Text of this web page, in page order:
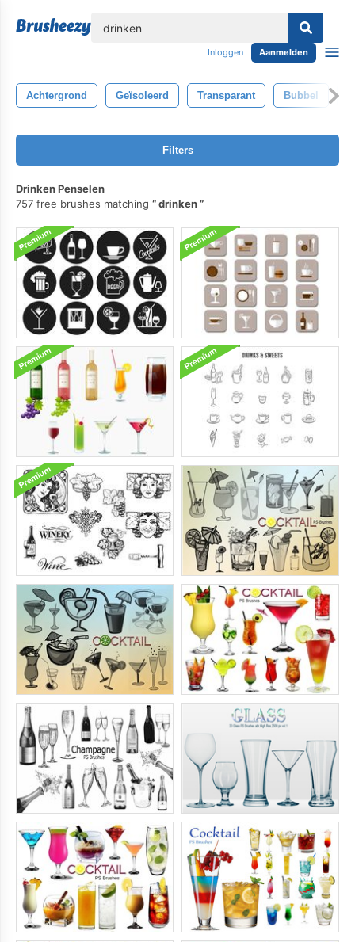
Inloggen Aanmelden
Achtergrond Geïsoleerd Transparant Bubbel
Filters
Drinken Penselen
757 free brushes matching
drinken